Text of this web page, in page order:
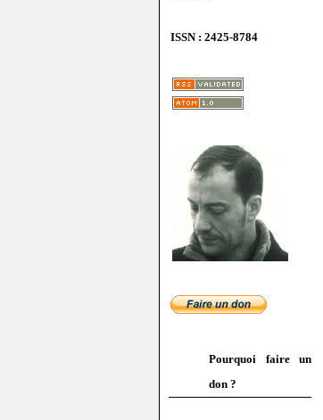
ISSN : 2425-8784
Pourquoi faire un
don ?